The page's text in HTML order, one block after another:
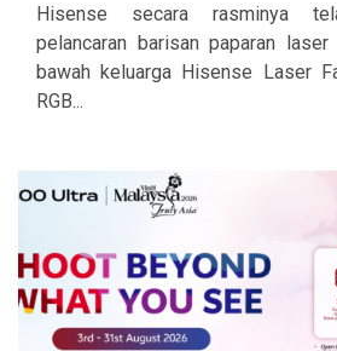
Hisense secara rasminya
pelancaran barisan paparan
bawah keluarga Hisense Laser
RGB...